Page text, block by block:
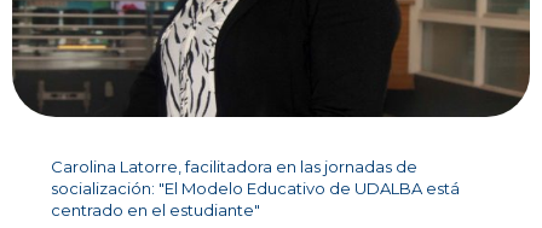
Carolina Latorre, facilitadora en las jornadas de
socialización: "El Modelo Educativo de UDALBA está
centrado en el estudiante"